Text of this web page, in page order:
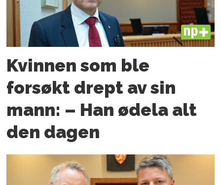
PLUS
Kvinnen som ble
forsøkt drept av sin
mann: – Han ødela alt
den dagen